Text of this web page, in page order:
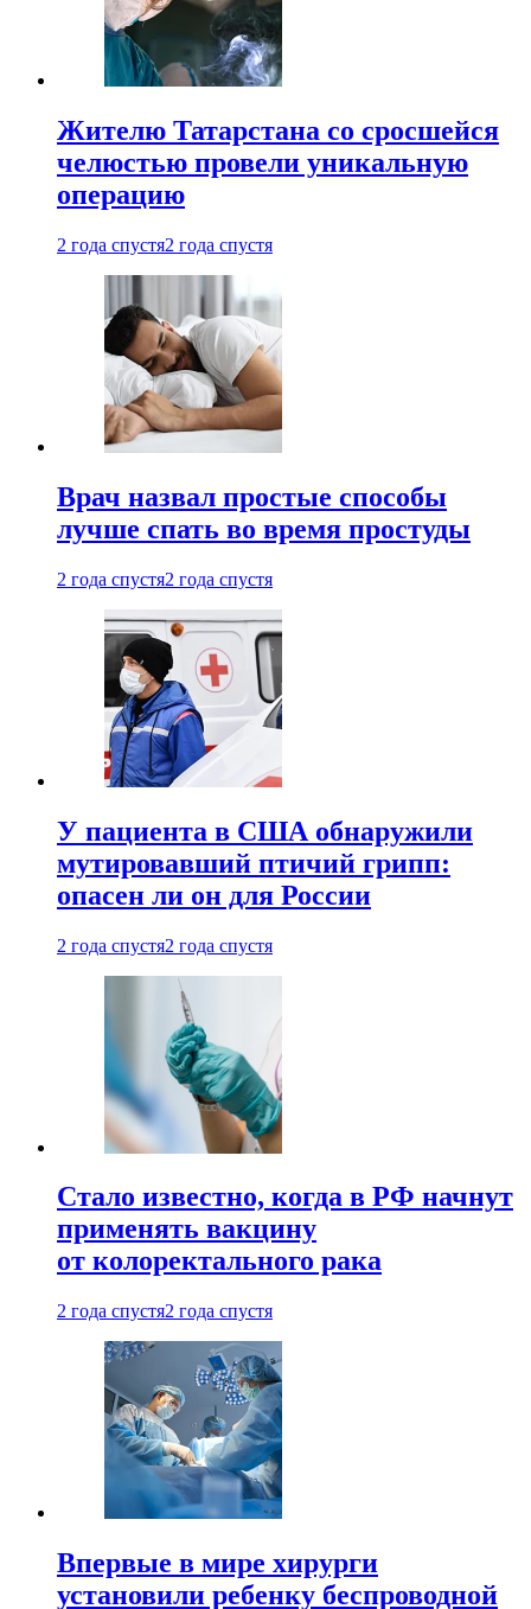
Жителю Татарстана со сросшейся
челюстью провели уникальную
операцию
2 года спустя2 года спустя
Врач назвал простые способы
лучше спать во время простуды
2 года спустя2 года спустя
У пациента в США обнаружили
мутировавший птичий грипп:
опасен ли он для России
2 года спустя2 года спустя
Стало известно, когда в РФ начнут
применять вакцину
от колоректального рака
2 года спустя2 года спустя
Впервые в мире хирурги
установили ребенку беспроводной